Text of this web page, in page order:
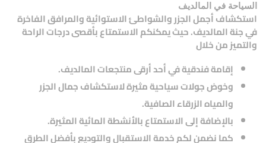
السياحة في المالديف
استكشاف أجمل الجزر والشواطئ الاستوائية والمرافق الفاخرة
في جنة المالديف. حيث يمكنكم الاستمتاع بأقصى درجات الراحة
والتميز من خلال
إقامة فندقية في أحد أرقى منتجعات المالديف.
وخوض جولات سياحية مثيرة لاستكشاف جمال الجزر
والمياه الزرقاء الصافية.
بالإضافة إلى الاستمتاع بالأنشطة المائية المثيرة.
كما نضمن لكم خدمة الاستقبال والتوديع بأفضل الطرق